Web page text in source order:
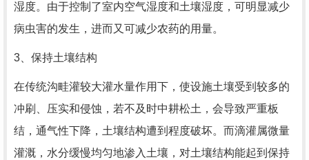
湿度。由于控制了室内空气湿度和土壤湿度，可明显减少
病虫害的发生，进而又可减少农药的用量。
3、保持土壤结构
在传统沟畦灌较大灌水量作用下，使设施土壤受到较多的
冲刷、压实和侵蚀，若不及时中耕松土，会导致严重板
结，通气性下降，土壤结构遭到程度破坏。而滴灌属微量
灌溉，水分缓慢均匀地渗入土壤，对土壤结构能起到保持